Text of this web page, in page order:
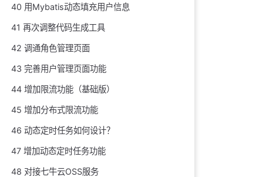
40 用Mybatis动态填充用户信息
41 再次调整代码生成工具
42 调通角色管理页面
43 完善用户管理页面功能
44 增加限流功能（基础版）
45 增加分布式限流功能
46 动态定时任务如何设计？
47 增加动态定时任务功能
48 对接七牛云OSS服务